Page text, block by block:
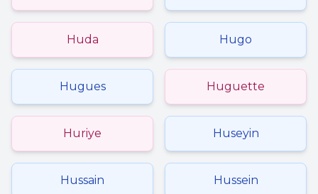
Huda Hugo
Hugues Huguette
Huriye Huseyin
Hussain Hussein